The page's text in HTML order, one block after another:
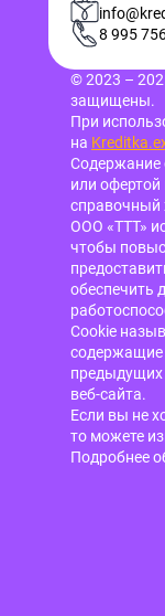
8 995
© 2023 –
защищены.
При
на
Содержание
или
справочный
ООО «ТТТ»
чтобы
обеспечить
Cookie
содержащие
веб-сайта.
Если вы не
то можете
Подробнее